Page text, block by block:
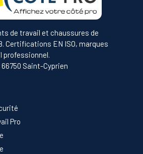
de travail et chaussures de
Certifications EN ISO, marques
professionnel.
66750 Saint-Cyprien
Pro